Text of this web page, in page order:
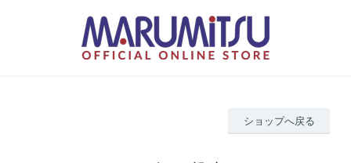
ショップへ戻る